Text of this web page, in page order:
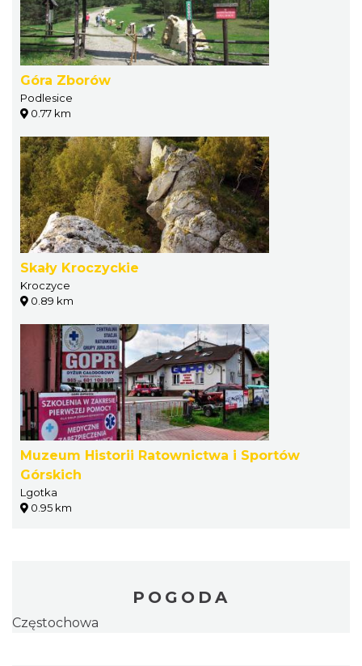
Góra Zborów
Podlesice
0.77 km
Skały Kroczyckie
Kroczyce
0.89 km
Muzeum Historii Ratownictwa i Sportów
Górskich
Lgotka
0.95 km
POGODA
Częstochowa